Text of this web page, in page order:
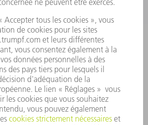
DE L'ENTREPRISE
PRESSE
CLIMAT